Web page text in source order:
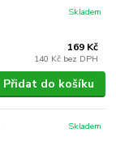
169 Kč
140 Kč bez DPH
Skladem
Přidat do košíku
Skladem